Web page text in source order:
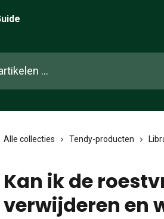
Alle collecties Tendy-producten
Kan ik de
verwijderen en